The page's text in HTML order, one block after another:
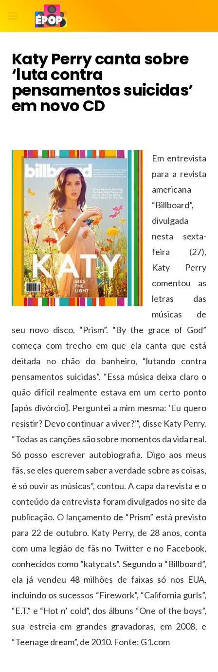
Katy Perry canta sobre
‘luta contra
pensamentos suicidas’
em novo CD
Em entrevista
para a revista
americana
“Billboard”,
divulgada
nesta sexta-
feira (27),
Katy Perry
comentou as
letras das
músicas de
seu novo disco, “Prism”. “By the grace of God”
começa com trecho em que ela canta que está
deitada no chão do banheiro, “lutando contra
pensamentos suicidas”. “Essa música deixa claro o
quão difícil realmente estava em um certo ponto
[após divórcio]. Perguntei a mim mesma: ‘Eu quero
resistir? Devo continuar a viver?'”, disse Katy Perry.
“Todas as canções são sobre momentos da vida real.
Só posso escrever autobiografia. Digo aos meus
fãs, se eles querem saber a verdade sobre as coisas,
é só ouvir as músicas”, contou. A capa da revista e o
conteúdo da entrevista foram divulgados no site da
publicação. O lançamento de “Prism” está previsto
para 22 de outubro. Katy Perry, de 28 anos, conta
com uma legião de fãs no Twitter e no Facebook,
conhecidos como “katycats”. Segundo a “Billboard”,
ela já vendeu 48 milhões de faixas só nos EUA,
incluindo os sucessos “Firework”, “California gurls”,
“E.T.” e “Hot n’ cold”, dos álbuns “One of the boys”,
sua estreia em grandes gravadoras, em 2008, e
“Teenage dream”, de 2010. Fonte: G1.com